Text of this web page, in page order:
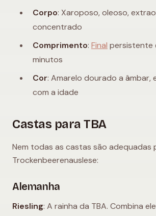
Corpo: Xaroposo, oleoso,
concentrado
Comprimento: Final persistente
minutos
Cor: Amarelo dourado a âmbar,
com a idade
Castas para TBA
Nem todas as castas são adequadas
Trockenbeerenauslese:
Alemanha
Riesling: A rainha da TBA. Combina